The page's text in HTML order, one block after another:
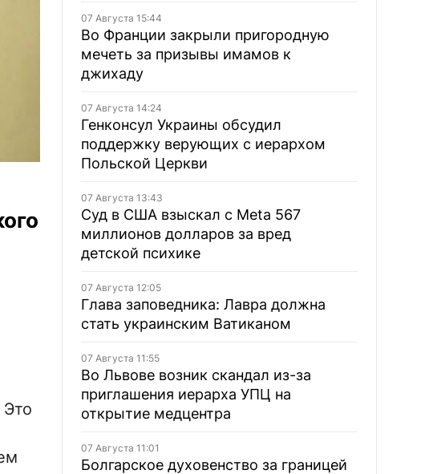
07 Августа 15:44
Во Франции закрыли пригородную
мечеть за призывы имамов к
джихаду
07 Августа 14:24
Генконсул Украины обсудил
поддержку верующих с иерархом
Польской Церкви
07 Августа 13:43
Суд в США взыскал с Meta 567
миллионов долларов за вред
детской психике
07 Августа 12:05
Глава заповедника: Лавра должна
стать украинским Ватиканом
07 Августа 11:55
Во Львове возник скандал из-за
приглашения иерарха УПЦ на
открытие медцентра
07 Августа 11:01
Болгарское духовенство за границей